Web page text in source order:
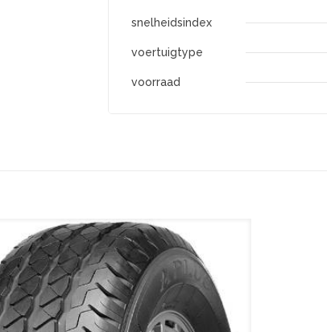
snelheidsindex
voertuigtype
voorraad